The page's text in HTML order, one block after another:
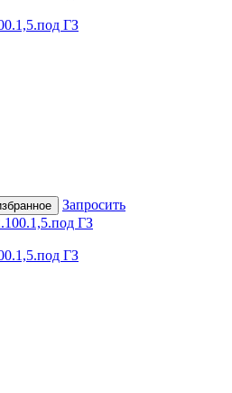
ГЗ
Запросить
ГЗ